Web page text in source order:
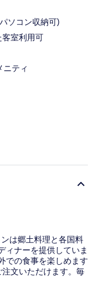
ソコン収納可)
客室利用可
ティ
は郷土料理と各国料
ィナーを提供していま
での食事を楽しめます
文いただけます。毎